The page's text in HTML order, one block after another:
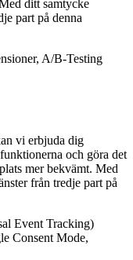
ditt samtycke
part på denna
A/B-Testing
vi erbjuda dig
och göra det
mer bekvämt. Med
från tredje part på
Event Tracking)
Consent Mode,